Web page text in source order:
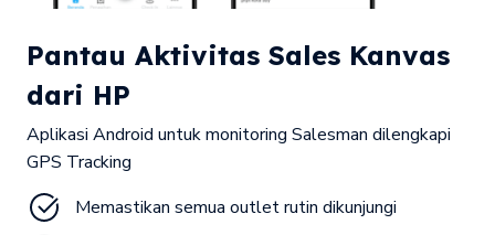
Pantau Aktivitas Sales Kanvas
dari HP
Aplikasi Android untuk monitoring Salesman dilengkapi
GPS Tracking
Memastikan semua outlet rutin dikunjungi